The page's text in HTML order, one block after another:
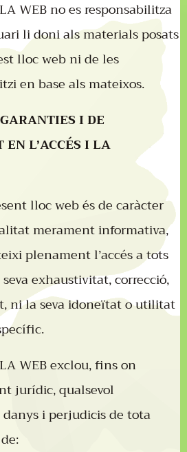
WEB no es responsabilitza
li doni als materials posats
lloc web ni de les
en base als mateixos.
I DE
L’ACCÉS I LA
lloc web és de caràcter
merament informativa,
plenament l’accés a tots
exhaustivitat, correcció,
ni la seva idoneïtat o utilitat
WEB exclou, fins on
jurídic, qualsevol
i perjudicis de tota